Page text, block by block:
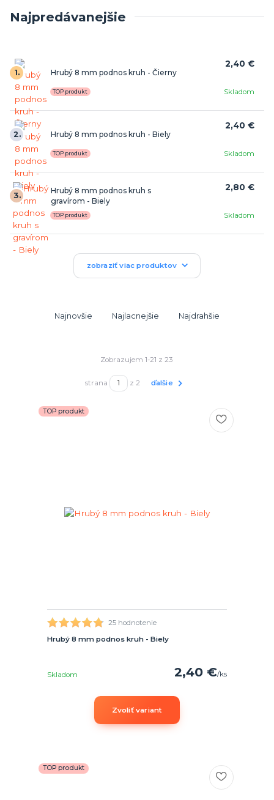
Najpredávanejšie
1. Hrubý 8 mm podnos kruh - Čierny
Skladom
TOP produkt
2,40 €
2. Hrubý 8 mm podnos kruh - Biely
Skladom
TOP produkt
2,40 €
3.
Hrubý 8 mm podnos kruh s
gravírom - Biely
Skladom
TOP produkt
2,80 €
zobraziť viac produktov
Najnovšie Najlacnejšie Najdrahšie
Zobrazujem 1-21 z 23
strana z 2 ďalšie
TOP produkt
25 hodnotenie
Hrubý 8 mm podnos kruh - Biely
2,40 €/ks
Skladom
Zvoliť variant
TOP produkt